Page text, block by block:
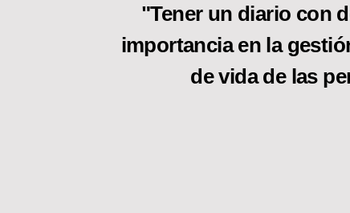
"Tener un diario con
importancia en la
de vida de las